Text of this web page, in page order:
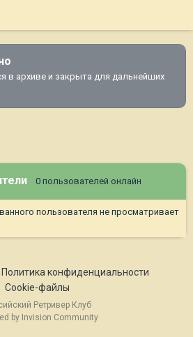
в архиве и закрыта для дальнейших
0 пользователей онлайн
пользователя не просматривает
Политика конфиденциальности
Cookie-файлы
Ретривер Клуб
by Invision Community